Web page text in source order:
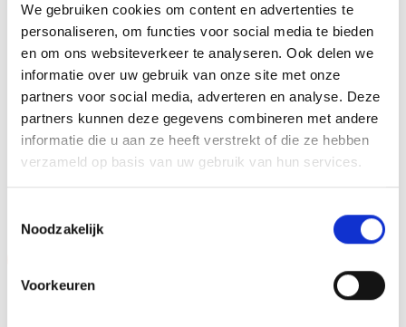
We gebruiken cookies om content en advertenties te
personaliseren, om functies voor social media te bieden
en om ons websiteverkeer te analyseren. Ook delen we
informatie over uw gebruik van onze site met onze
partners voor social media, adverteren en analyse. Deze
partners kunnen deze gegevens combineren met andere
informatie die u aan ze heeft verstrekt of die ze hebben
verzameld op basis van uw gebruik van hun services.
Noodzakelijk
Voorkeuren
aluminium plaatje.Op de beker zelf kunnen we een door
jou gekozen afbeelding op plakken. Dit kan een van onze
tweehonderd standaard afbeeldingen zijn, maar ook een
eigen logo of afbeelding. Deze kun je uploaden via het
menu
GERELATEERDE PRODUCTEN
Toevoegen
aan